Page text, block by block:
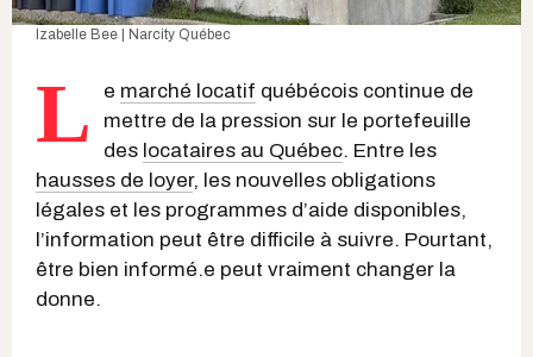
Izabelle Bee | Narcity Québec
L e marché locatif québécois continue de
mettre de la pression sur le portefeuille
des locataires au Québec. Entre les
hausses de loyer, les nouvelles obligations
légales et les programmes d’aide disponibles,
l’information peut être difficile à suivre. Pourtant,
être bien informé.e peut vraiment changer la
donne.